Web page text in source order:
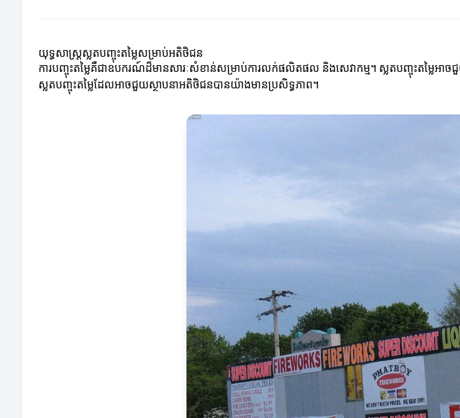
យុទ្ធសាស្ត្រស្លតបញ្ចុះតម្លៃសម្រាប់អតិថិជន
ការបញ្ចុះតម្លៃគឺជាឧបករណ៍ដ៏មានសារៈសំខាន់សម្រាប់ការលក់ផលិតផល និងសេវាកម្ម។ ស្លតបញ្ចុះតម្លៃអា
ស្លតបញ្ចុះតម្លៃដែលអាចជួយស្ថាបនាអតិថិជនបានយ៉ាងមានប្រសិទ្ធភាព។